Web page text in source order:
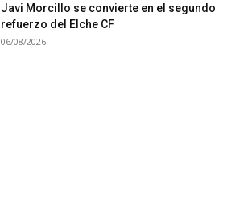
Javi Morcillo se convierte en el segundo
refuerzo del Elche CF
06/08/2026